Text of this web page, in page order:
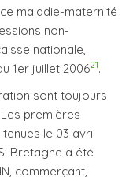
maladie-maternité
non-
nationale,
1er juillet 200621.
sont toujours
premières
le 03 avril
Bretagne a été
commerçant,